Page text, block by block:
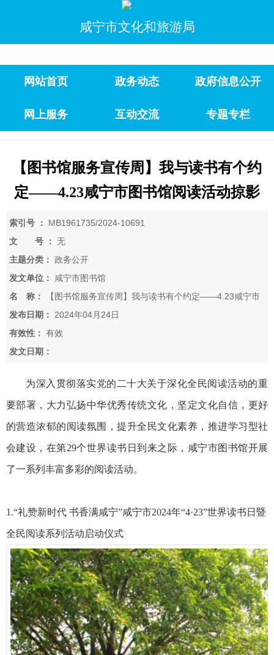
咸宁市文化和旅游局
网站首页 政务动态 政府信息公开
网上服务 互动交流 专题专栏
【图书馆服务宣传周】我与读书有个约
定——4.23咸宁市图书馆阅读活动掠影
索引号 ：
MB1961735/2024-10691
文 号 ： 无
主题分类： 政务公开
发文单位：
咸宁市图书馆
名 称：
【图书馆服务宣传周】我与读书有个约定——4.23咸宁市
图书馆阅读活动掠影
发布日期：
2024年04月24日
有效性： 有效
发文日期：
为深入贯彻落实党的二十大关于深化全民阅读活动的重
要部署，大力弘扬中华优秀传统文化，坚定文化自信，更好
的营造浓郁的阅读氛围，提升全民文化素养，推进学习型社
会建设，在第29个世界读书日到来之际，咸宁市图书馆开展
了一系列丰富多彩的阅读活动。
1.“礼赞新时代 书香满咸宁”咸宁市2024年“4·23”世界读书日暨
全民阅读系列活动启动仪式